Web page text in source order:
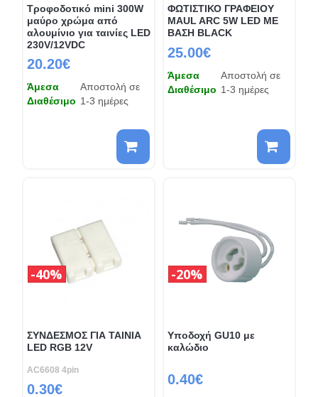
Τροφοδοτικό mini 300W
μαύρο χρώμα από
αλουμίνιο για ταινίες LED
230V/12VDC
20.20€
Άμεσα
Διαθέσιμο
Αποστολή σε
1-3 ημέρες
ΦΩΤΙΣΤΙΚΟ ΓΡΑΦΕΙΟΥ
MAUL ARC 5W LED ΜΕ
ΒΑΣΗ BLACK
25.00€
Άμεσα
Διαθέσιμο
Αποστολή σε
1-3 ημέρες
ΣΥΝΔΕΣΜΟΣ ΓΙΑ ΤΑΙΝΙΑ
LED RGB 12V
AC6608 4pin
0.30€
40%
Υποδοχή GU10 με
καλώδιο
0.40€
20%